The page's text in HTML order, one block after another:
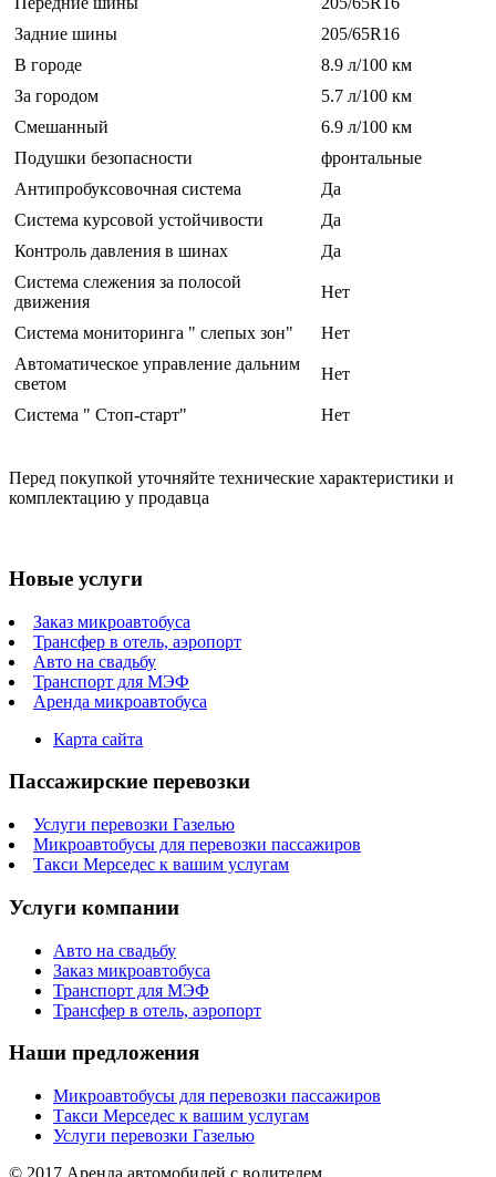
Задние шины
205/65R16
В городе
8.9 л/100 км
За городом
5.7 л/100 км
Смешанный
6.9 л/100 км
Подушки безопасности
фронтальные
Антипробуксовочная система
Да
Система курсовой устойчивости
Да
Контроль давления в шинах
Да
Система слежения за полосой
движения
Нет
Система мониторинга " слепых зон"
Нет
Автоматическое управление дальним
светом
Нет
Система " Стоп-старт" Нет
Перед покупкой уточняйте технические характеристики и
комплектацию у продавца
Новые услуги
Заказ микроавтобуса
Трансфер в отель, аэропорт
Авто на свадьбу
Транспорт для МЭФ
Аренда микроавтобуса
Карта сайта
Пассажирские перевозки
Услуги перевозки Газелью
Микроавтобусы для перевозки пассажиров
Такси Мерседес к вашим услугам
Услуги компании
Авто на свадьбу
Заказ микроавтобуса
Транспорт для МЭФ
Трансфер в отель, аэропорт
Наши предложения
Микроавтобусы для перевозки пассажиров
Такси Мерседес к вашим услугам
Услуги перевозки Газелью
© 2017 Аренда автомобилей с водителем